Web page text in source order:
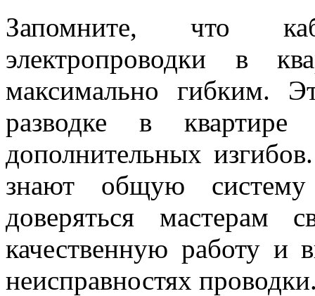
Запомните, что
электропроводки в
максимально гибким.
разводке в
дополнительных
знают общую
доверяться мастерам
качественную работу и
неисправностях